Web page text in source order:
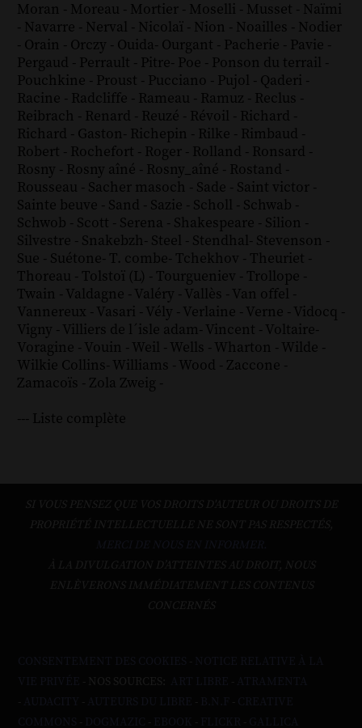
Moran - Moreau - Mortier - Moselli - Musset - Naïmi
- Navarre - Nerval - Nicolaï - Nion - Noailles - Nodier
- Orain - Orczy - Ouida- Ourgant - Pacherie - Pavie -
Pergaud - Perrault - Pitre- Poe - Ponson du terrail -
Pouchkine - Proust - Pucciano - Pujol - Qaderi -
Racine - Radcliffe - Rameau - Ramuz - Reclus -
Reibrach - Renard - Reuzé - Révoil - Richard -
Richard - Gaston- Richepin - Rilke - Rimbaud -
Robert - Rochefort - Roger - Rolland - Ronsard -
Rosny - Rosny aîné - Rosny_aîné - Rostand -
Rousseau - Sacher masoch - Sade - Saint victor -
Sainte beuve - Sand - Sazie - Scholl - Schwab -
Schwob - Scott - Serena - Shakespeare - Silion -
Silvestre - Snakebzh- Steel - Stendhal- Stevenson -
Sue - Suétone- T. combe- Tchekhov - Theuriet -
Thoreau - Tolstoï (L) - Tourgueniev - Trollope -
Twain - Valdagne - Valéry - Vallès - Van offel -
Vannereux - Vasari - Vély - Verlaine - Verne - Vidocq -
Vigny - Villiers de l´isle adam- Vincent - Voltaire-
Voragine - Vouin - Weil - Wells - Wharton - Wilde -
Wilkie Collins- Williams - Wood - Zaccone -
Zamacoïs - Zola Zweig -
--- Liste complète